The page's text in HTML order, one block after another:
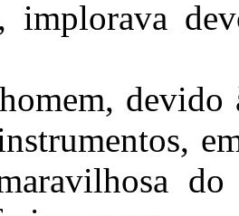
implorava
devido